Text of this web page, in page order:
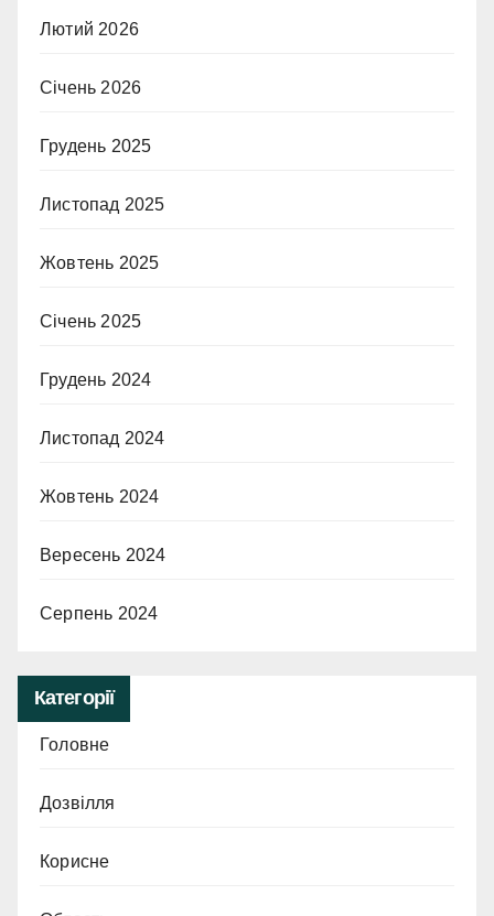
Лютий 2026
Січень 2026
Грудень 2025
Листопад 2025
Жовтень 2025
Січень 2025
Грудень 2024
Листопад 2024
Жовтень 2024
Вересень 2024
Серпень 2024
Категорії
Головне
Дозвілля
Корисне